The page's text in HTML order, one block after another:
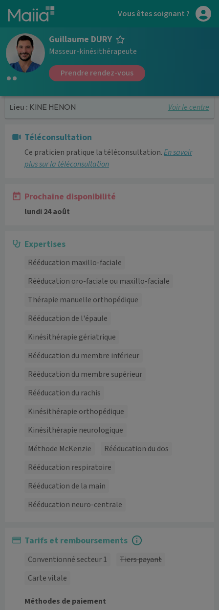
Aller au contenu principal Vous êtes soignant ?
Guillaume DURY
Masseur-kinésithérapeute
Prendre rendez-vous
Lieu : KINE HENON Voir le centre
Téléconsultation
Ce praticien pratique la téléconsultation.En savoir
plus sur la téléconsultation
Prochaine disponibilité
lundi 24 août
Expertises
Rééducation maxillo-faciale
Rééducation oro-faciale ou maxillo-faciale
Thérapie manuelle orthopédique
Rééducation de l'épaule
Kinésithérapie gériatrique
Rééducation du membre inférieur
Rééducation du membre supérieur
Rééducation du rachis
Kinésithérapie orthopédique
Kinésithérapie neurologique
Méthode McKenzie
Rééducation du dos
Rééducation respiratoire
Rééducation de la main
Rééducation neuro-centrale
Tarifs et remboursements
Conventionné secteur 1
Tiers payant
Carte vitale
Méthodes de paiement